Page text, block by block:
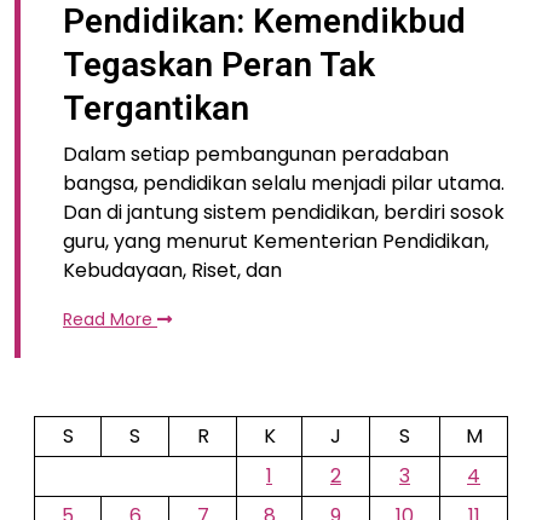
Pendidikan: Kemendikbud
Tegaskan Peran Tak
Tergantikan
Dalam setiap pembangunan peradaban
bangsa, pendidikan selalu menjadi pilar utama.
Dan di jantung sistem pendidikan, berdiri sosok
guru, yang menurut Kementerian Pendidikan,
Kebudayaan, Riset, dan
Read More
S S R K J S
M
1
2 3
4